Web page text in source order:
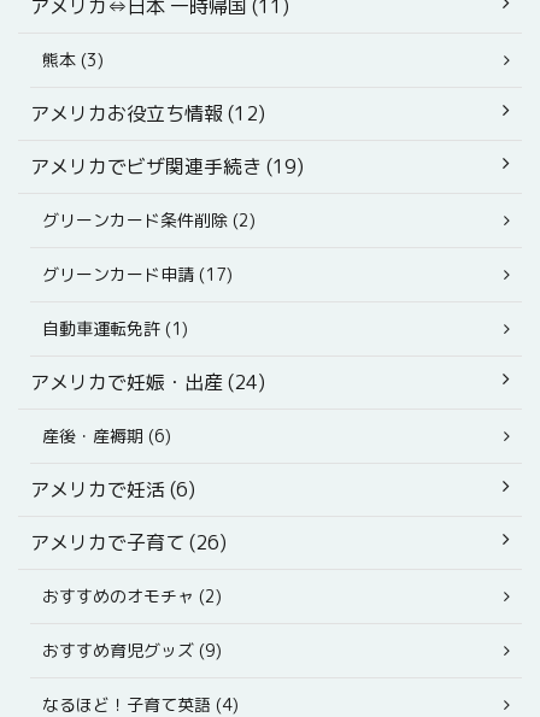
アメリカ⇔日本 一時帰国 (11)
熊本 (3)
アメリカお役立ち情報 (12)
アメリカでビザ関連手続き (19)
グリーンカード条件削除 (2)
グリーンカード申請 (17)
自動車運転免許 (1)
アメリカで妊娠・出産 (24)
産後・産褥期 (6)
アメリカで妊活 (6)
アメリカで子育て (26)
おすすめのオモチャ (2)
おすすめ育児グッズ (9)
なるほど！子育て英語 (4)